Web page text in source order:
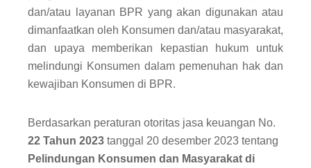
dan/atau layanan BPR yang akan digunakan atau
dimanfaatkan oleh Konsumen dan/atau masyarakat,
dan upaya memberikan kepastian hukum untuk
melindungi Konsumen dalam pemenuhan hak dan
kewajiban Konsumen di BPR.
Berdasarkan peraturan otoritas jasa keuangan No.
22 Tahun 2023 tanggal 20 desember 2023 tentang
Pelindungan Konsumen dan Masyarakat di